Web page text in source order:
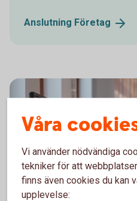
Anslutning Företag
Våra
Vi använder nödvändiga
tekniker för att
finns även cookies du kan
upplevelse: